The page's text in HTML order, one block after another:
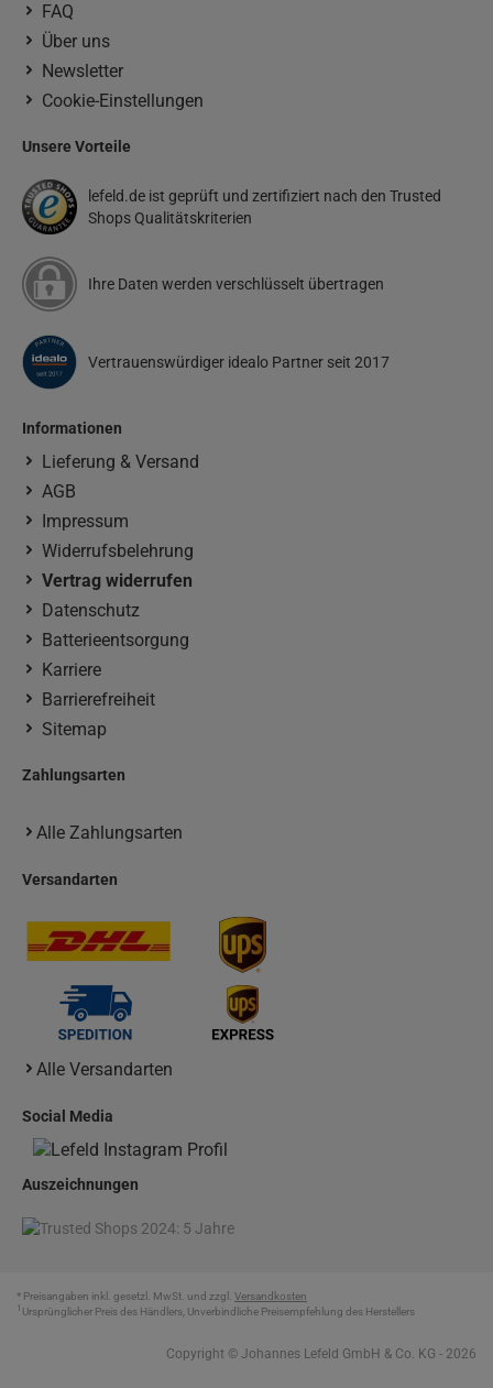
FAQ
Über uns
Newsletter
Cookie-Einstellungen
Unsere Vorteile
lefeld.de ist geprüft und zertifiziert nach den Trusted
Shops Qualitätskriterien
Ihre Daten werden verschlüsselt übertragen
Vertrauenswürdiger idealo Partner seit 2017
Informationen
Lieferung & Versand
AGB
Impressum
Widerrufsbelehrung
Vertrag widerrufen
Datenschutz
Batterieentsorgung
Karriere
Barrierefreiheit
Sitemap
Zahlungsarten
Alle Zahlungsarten
Versandarten
Alle Versandarten
Social Media
Auszeichnungen
* Preisangaben inkl. gesetzl. MwSt. und zzgl. Versandkosten
Ursprünglicher Preis des Händlers, Unverbindliche Preisempfehlung des Herstellers
Copyright © Johannes Lefeld GmbH & Co. KG - 2026